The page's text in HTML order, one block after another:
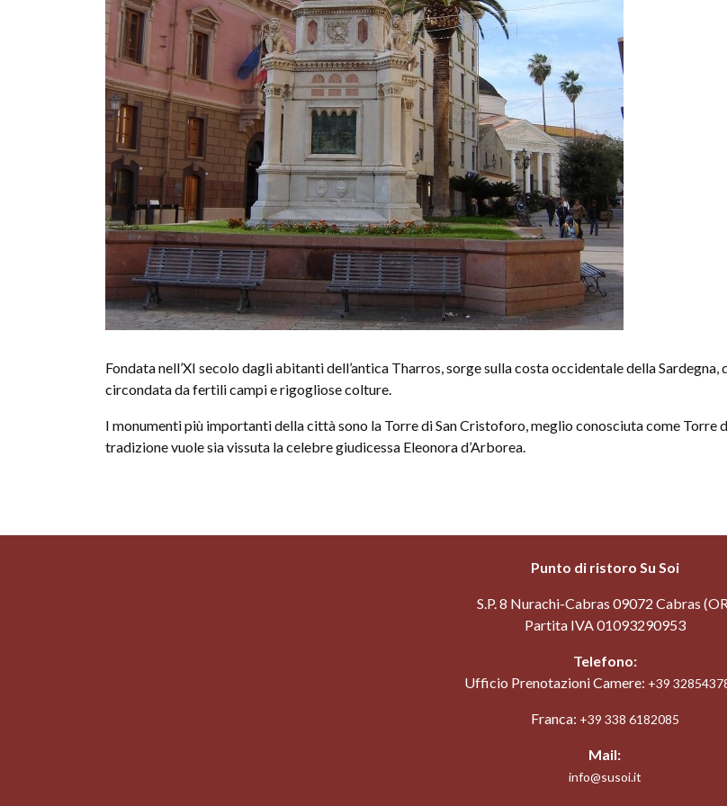
Fondata nell’XI secolo dagli abitanti dell’antica Tharros, sorge sulla costa occidentale della
circondata da fertili campi e rigogliose colture.
I monumenti più importanti della città sono la Torre di San Cristoforo, meglio conosciuta come Torre
tradizione vuole sia vissuta la celebre giudicessa Eleonora d’Arborea.
Punto di ristoro Su Soi
S.P. 8 Nurachi-Cabras 09072 Cabras
Partita IVA 01093290953
Telefono:
Ufficio Prenotazioni Camere: +39
Franca: +39 338 6182085
Mail:
info@susoi.it